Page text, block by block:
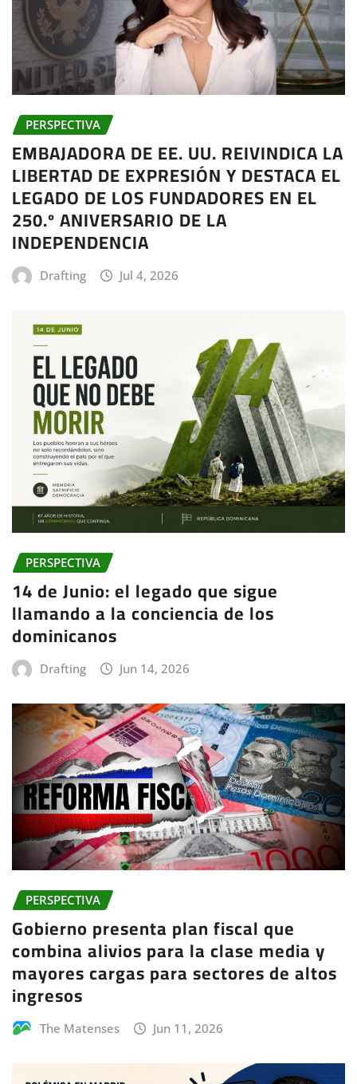
PERSPECTIVA
EMBAJADORA DE EE. UU. REIVINDICA LA
LIBERTAD DE EXPRESIÓN Y DESTACA EL
LEGADO DE LOS FUNDADORES EN EL
250.º ANIVERSARIO DE LA
INDEPENDENCIA
Drafting Jul 4, 2026
PERSPECTIVA
14 de Junio: el legado que sigue
llamando a la conciencia de los
dominicanos
Drafting Jun 14, 2026
PERSPECTIVA
Gobierno presenta plan fiscal que
combina alivios para la clase media y
mayores cargas para sectores de altos
ingresos
The Matenses Jun 11, 2026